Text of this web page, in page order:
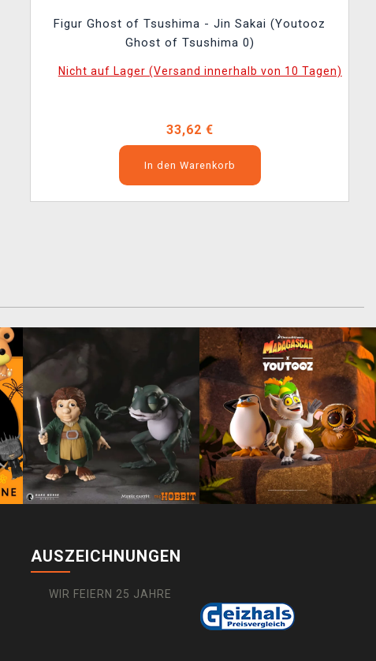
Figur Ghost of Tsushima - Jin Sakai (Youtooz
Ghost of Tsushima 0)
Nicht auf Lager (Versand innerhalb von 10 Tagen)
33,62 €
In den Warenkorb
AUSZEICHNUNGEN
WIR FEIERN 25 JAHRE